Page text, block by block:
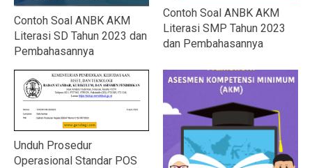
Contoh Soal ANBK AKM
Literasi SD Tahun 2023 dan
Pembahasannya
Contoh Soal ANBK AKM
Literasi SMP Tahun 2023
dan Pembahasannya
Unduh Prosedur
Operasional Standar POS